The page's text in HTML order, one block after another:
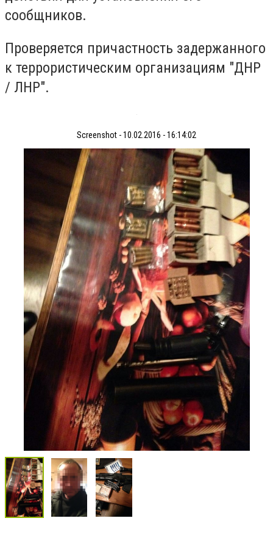
сообщников.
Проверяется причастность задержанного
к террористическим организациям "ДНР
/ ЛНР".
Screenshot - 10.02.2016 - 16:14:02